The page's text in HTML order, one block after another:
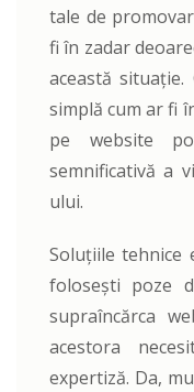
tale de
fi în zadar
această
simplă cum ar fi
pe website
semnificativă a
ului.
Soluțiile tehnice
folosești poze
supraîncărca
acestora
expertiză. Da,